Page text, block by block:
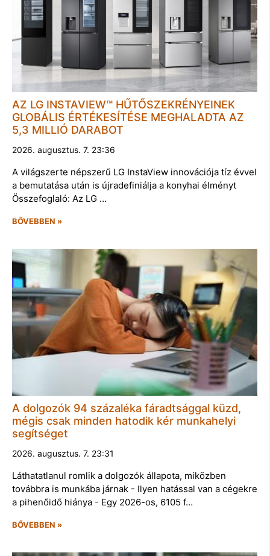
AZ LG INSTAVIEW™ HŰTŐSZEKRÉNYEINEK
GLOBÁLIS ÉRTÉKESÍTÉSE MEGHALADTA AZ
5,3 MILLIÓ DARABOT
2026. augusztus. 7. 23:36
A világszerte népszerű LG InstaView innovációja tíz évvel
a bemutatása után is újradefiniálja a konyhai élményt
Összefoglaló: Az LG …
BŐVEBBEN »
A dolgozók 94 százaléka fáradtsággal küzd,
mégis csak minden hatodik kér munkahelyi
segítséget
2026. augusztus. 7. 23:31
Láthatatlanul romlik a dolgozók állapota, miközben
továbbra is munkába járnak - Ilyen hatással van a cégekre
a pihenőidő hiánya - Egy 2026-os, 6105 f…
BŐVEBBEN »